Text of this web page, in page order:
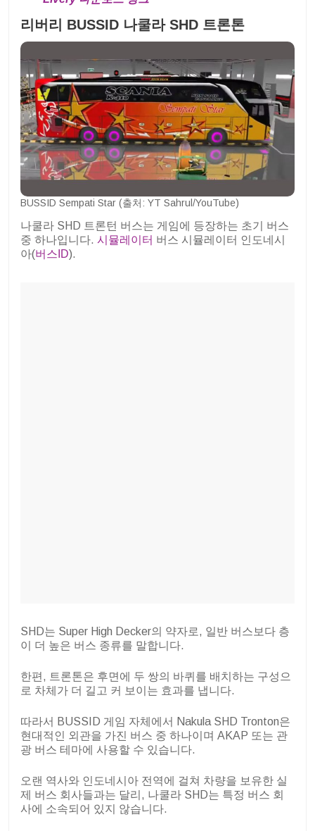
리버리 BUSSID 나쿨라 SHD 트론톤
BUSSID Sempati Star (출처: YT Sahrul/YouTube)
나쿨라 SHD 트론턴 버스는 게임에 등장하는 초기 버스
중 하나입니다. 시뮬레이터 버스 시뮬레이터 인도네시
아(버스ID).
SHD는 Super High Decker의 약자로, 일반 버스보다 층
이 더 높은 버스 종류를 말합니다.
한편, 트론톤은 후면에 두 쌍의 바퀴를 배치하는 구성으
로 차체가 더 길고 커 보이는 효과를 냅니다.
따라서 BUSSID 게임 자체에서 Nakula SHD Tronton은
현대적인 외관을 가진 버스 중 하나이며 AKAP 또는 관
광 버스 테마에 사용할 수 있습니다.
오랜 역사와 인도네시아 전역에 걸쳐 차량을 보유한 실
제 버스 회사들과는 달리, 나쿨라 SHD는 특정 버스 회
사에 소속되어 있지 않습니다.